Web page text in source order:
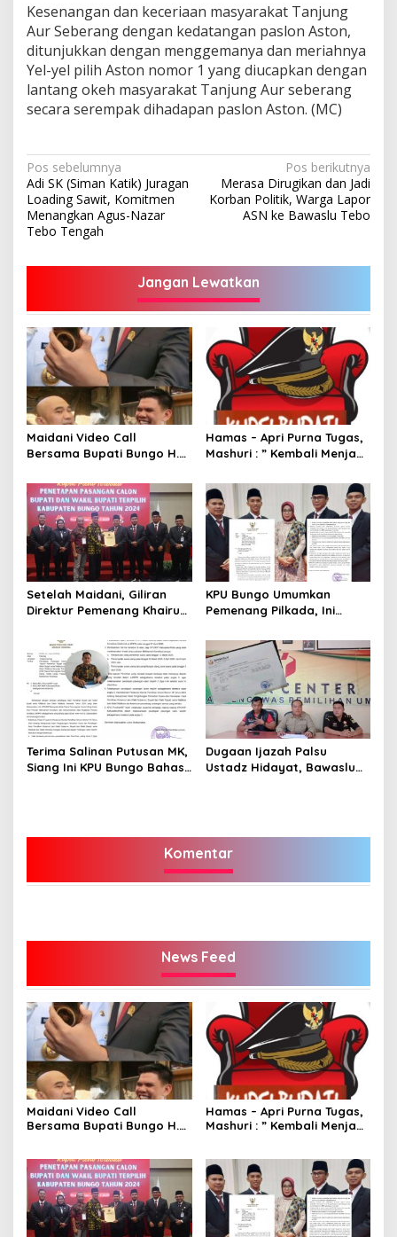
Kesenangan dan keceriaan masyarakat Tanjung
Aur Seberang dengan kedatangan paslon Aston,
ditunjukkan dengan menggemanya dan meriahnya
Yel-yel pilih Aston nomor 1 yang diucapkan dengan
lantang okeh masyarakat Tanjung Aur seberang
secara serempak dihadapan paslon Aston. (MC)
Navigasi
pos
Pos sebelumnya
Adi SK (Siman Katik) Juragan
Loading Sawit, Komitmen
Menangkan Agus-Nazar
Tebo Tengah
Pos berikutnya
Merasa Dirugikan dan Jadi
Korban Politik, Warga Lapor
ASN ke Bawaslu Tebo
Jangan Lewatkan
Maidani Video Call
Bersama Bupati Bungo H.
Saat Pesta Rakyat
Berlangsung
Hamas – Apri Purna Tugas,
Mashuri : ” Kembali Menjadi
Dukung Program Dedy-
Dayat Bupati Terpilih”
Setelah Maidani, Giliran
Direktur Pemenang Khairun
Kepada Dedy -Dayat
KPU Bungo Umumkan
Pemenang Pilkada, Ini
Terima Salinan Putusan MK,
Siang Ini KPU Bungo Bahas
Dugaan Ijazah Palsu
Ustadz Hidayat, Bawaslu
Komentar
News Feed
Maidani Video Call
Bersama Bupati Bungo H.
Berlangsung
Hamas – Apri Purna Tugas,
Mashuri : ” Kembali Menjadi
Dayat Bupati Terpilih”